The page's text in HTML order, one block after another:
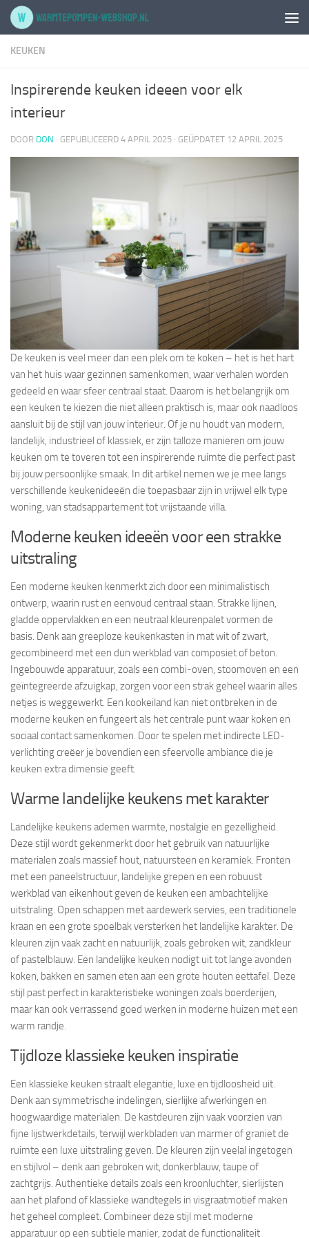
Doorgaan naar inhoud
KEUKEN
Inspirerende keuken ideeen voor elk
interieur
DOOR DON · GEPUBLICEERD 4 APRIL 2025 · GEÜPDATET 12 APRIL 2025
De keuken is veel meer dan een plek om te koken – het is het hart
van het huis waar gezinnen samenkomen, waar verhalen worden
gedeeld en waar sfeer centraal staat. Daarom is het belangrijk om
een keuken te kiezen die niet alleen praktisch is, maar ook naadloos
aansluit bij de stijl van jouw interieur. Of je nu houdt van modern,
landelijk, industrieel of klassiek, er zijn talloze manieren om jouw
keuken om te toveren tot een inspirerende ruimte die perfect past
bij jouw persoonlijke smaak. In dit artikel nemen we je mee langs
verschillende keukenideeën die toepasbaar zijn in vrijwel elk type
woning, van stadsappartement tot vrijstaande villa.
Moderne keuken ideeën voor een strakke
uitstraling
Een moderne keuken kenmerkt zich door een minimalistisch
ontwerp, waarin rust en eenvoud centraal staan. Strakke lijnen,
gladde oppervlakken en een neutraal kleurenpalet vormen de
basis. Denk aan greeploze keukenkasten in mat wit of zwart,
gecombineerd met een dun werkblad van composiet of beton.
Ingebouwde apparatuur, zoals een combi-oven, stoomoven en een
geïntegreerde afzuigkap, zorgen voor een strak geheel waarin alles
netjes is weggewerkt. Een kookeiland kan niet ontbreken in de
moderne keuken en fungeert als het centrale punt waar koken en
sociaal contact samenkomen. Door te spelen met indirecte LED-
verlichting creëer je bovendien een sfeervolle ambiance die je
keuken extra dimensie geeft.
Warme landelijke keukens met karakter
Landelijke keukens ademen warmte, nostalgie en gezelligheid.
Deze stijl wordt gekenmerkt door het gebruik van natuurlijke
materialen zoals massief hout, natuursteen en keramiek. Fronten
met een paneelstructuur, landelijke grepen en een robuust
werkblad van eikenhout geven de keuken een ambachtelijke
uitstraling. Open schappen met aardewerk servies, een traditionele
kraan en een grote spoelbak versterken het landelijke karakter. De
kleuren zijn vaak zacht en natuurlijk, zoals gebroken wit, zandkleur
of pastelblauw. Een landelijke keuken nodigt uit tot lange avonden
koken, bakken en samen eten aan een grote houten eettafel. Deze
stijl past perfect in karakteristieke woningen zoals boerderijen,
maar kan ook verrassend goed werken in moderne huizen met een
warm randje.
Tijdloze klassieke keuken inspiratie
Een klassieke keuken straalt elegantie, luxe en tijdloosheid uit.
Denk aan symmetrische indelingen, sierlijke afwerkingen en
hoogwaardige materialen. De kastdeuren zijn vaak voorzien van
fijne lijstwerkdetails, terwijl werkbladen van marmer of graniet de
ruimte een luxe uitstraling geven. De kleuren zijn veelal ingetogen
en stijlvol – denk aan gebroken wit, donkerblauw, taupe of
zachtgrijs. Authentieke details zoals een kroonluchter, sierlijsten
aan het plafond of klassieke wandtegels in visgraatmotief maken
het geheel compleet. Combineer deze stijl met moderne
apparatuur op een subtiele manier, zodat de functionaliteit